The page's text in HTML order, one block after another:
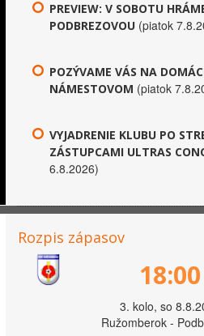
PREVIEW: V SOBOTU
PODBREZOVOU (piatok
POZÝVAME VÁS NA
NÁMESTOVOM (piatok
VYJADRENIE KLUBU PO
ZÁSTUPCAMI ULTRAS
6.8.2026)
Rozpis zápasov
18:00
3. kolo, so
Ružomberok -